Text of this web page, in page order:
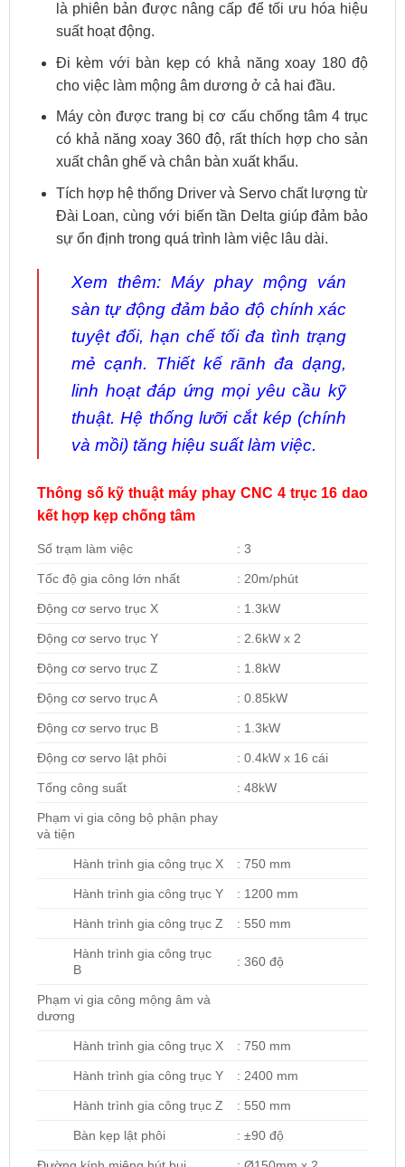
là phiên bản được nâng cấp để tối ưu hóa hiệu
suất hoạt động.
Đi kèm với bàn kẹp có khả năng xoay 180 độ
cho việc làm mộng âm dương ở cả hai đầu.
Máy còn được trang bị cơ cấu chống tâm 4 trục
có khả năng xoay 360 độ, rất thích hợp cho sản
xuất chân ghế và chân bàn xuất khẩu.
Tích hợp hệ thống Driver và Servo chất lượng từ
Đài Loan, cùng với biến tần Delta giúp đảm bảo
sự ổn định trong quá trình làm việc lâu dài.
Xem thêm: Máy phay mộng ván
sàn tự động đảm bảo độ chính xác
tuyệt đối, hạn chế tối đa tình trạng
mẻ cạnh. Thiết kế rãnh đa dạng,
linh hoạt đáp ứng mọi yêu cầu kỹ
thuật. Hệ thống lưỡi cắt kép (chính
và mồi) tăng hiệu suất làm việc.
Thông số kỹ thuật máy phay CNC 4 trục 16 dao
kết hợp kẹp chống tâm
Số trạm làm việc : 3
Tốc độ gia công lớn nhất : 20m/phút
Động cơ servo trục X : 1.3kW
Động cơ servo trục Y : 2.6kW x 2
Động cơ servo trục Z : 1.8kW
Động cơ servo trục A : 0.85kW
Động cơ servo trục B : 1.3kW
Động cơ servo lật phôi : 0.4kW x 16 cái
Tổng công suất : 48kW
Phạm vi gia công bộ phận phay
và tiện
Hành trình gia công trục X : 750 mm
Hành trình gia công trục Y : 1200 mm
Hành trình gia công trục Z : 550 mm
Hành trình gia công trục
B
: 360 độ
Phạm vi gia công mộng âm và
dương
Hành trình gia công trục X : 750 mm
Hành trình gia công trục Y : 2400 mm
Hành trình gia công trục Z : 550 mm
Bàn kẹp lật phôi : ±90 độ